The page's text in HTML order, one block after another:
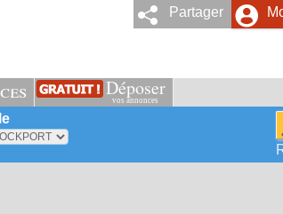
Partager
Déposer
vos annonces